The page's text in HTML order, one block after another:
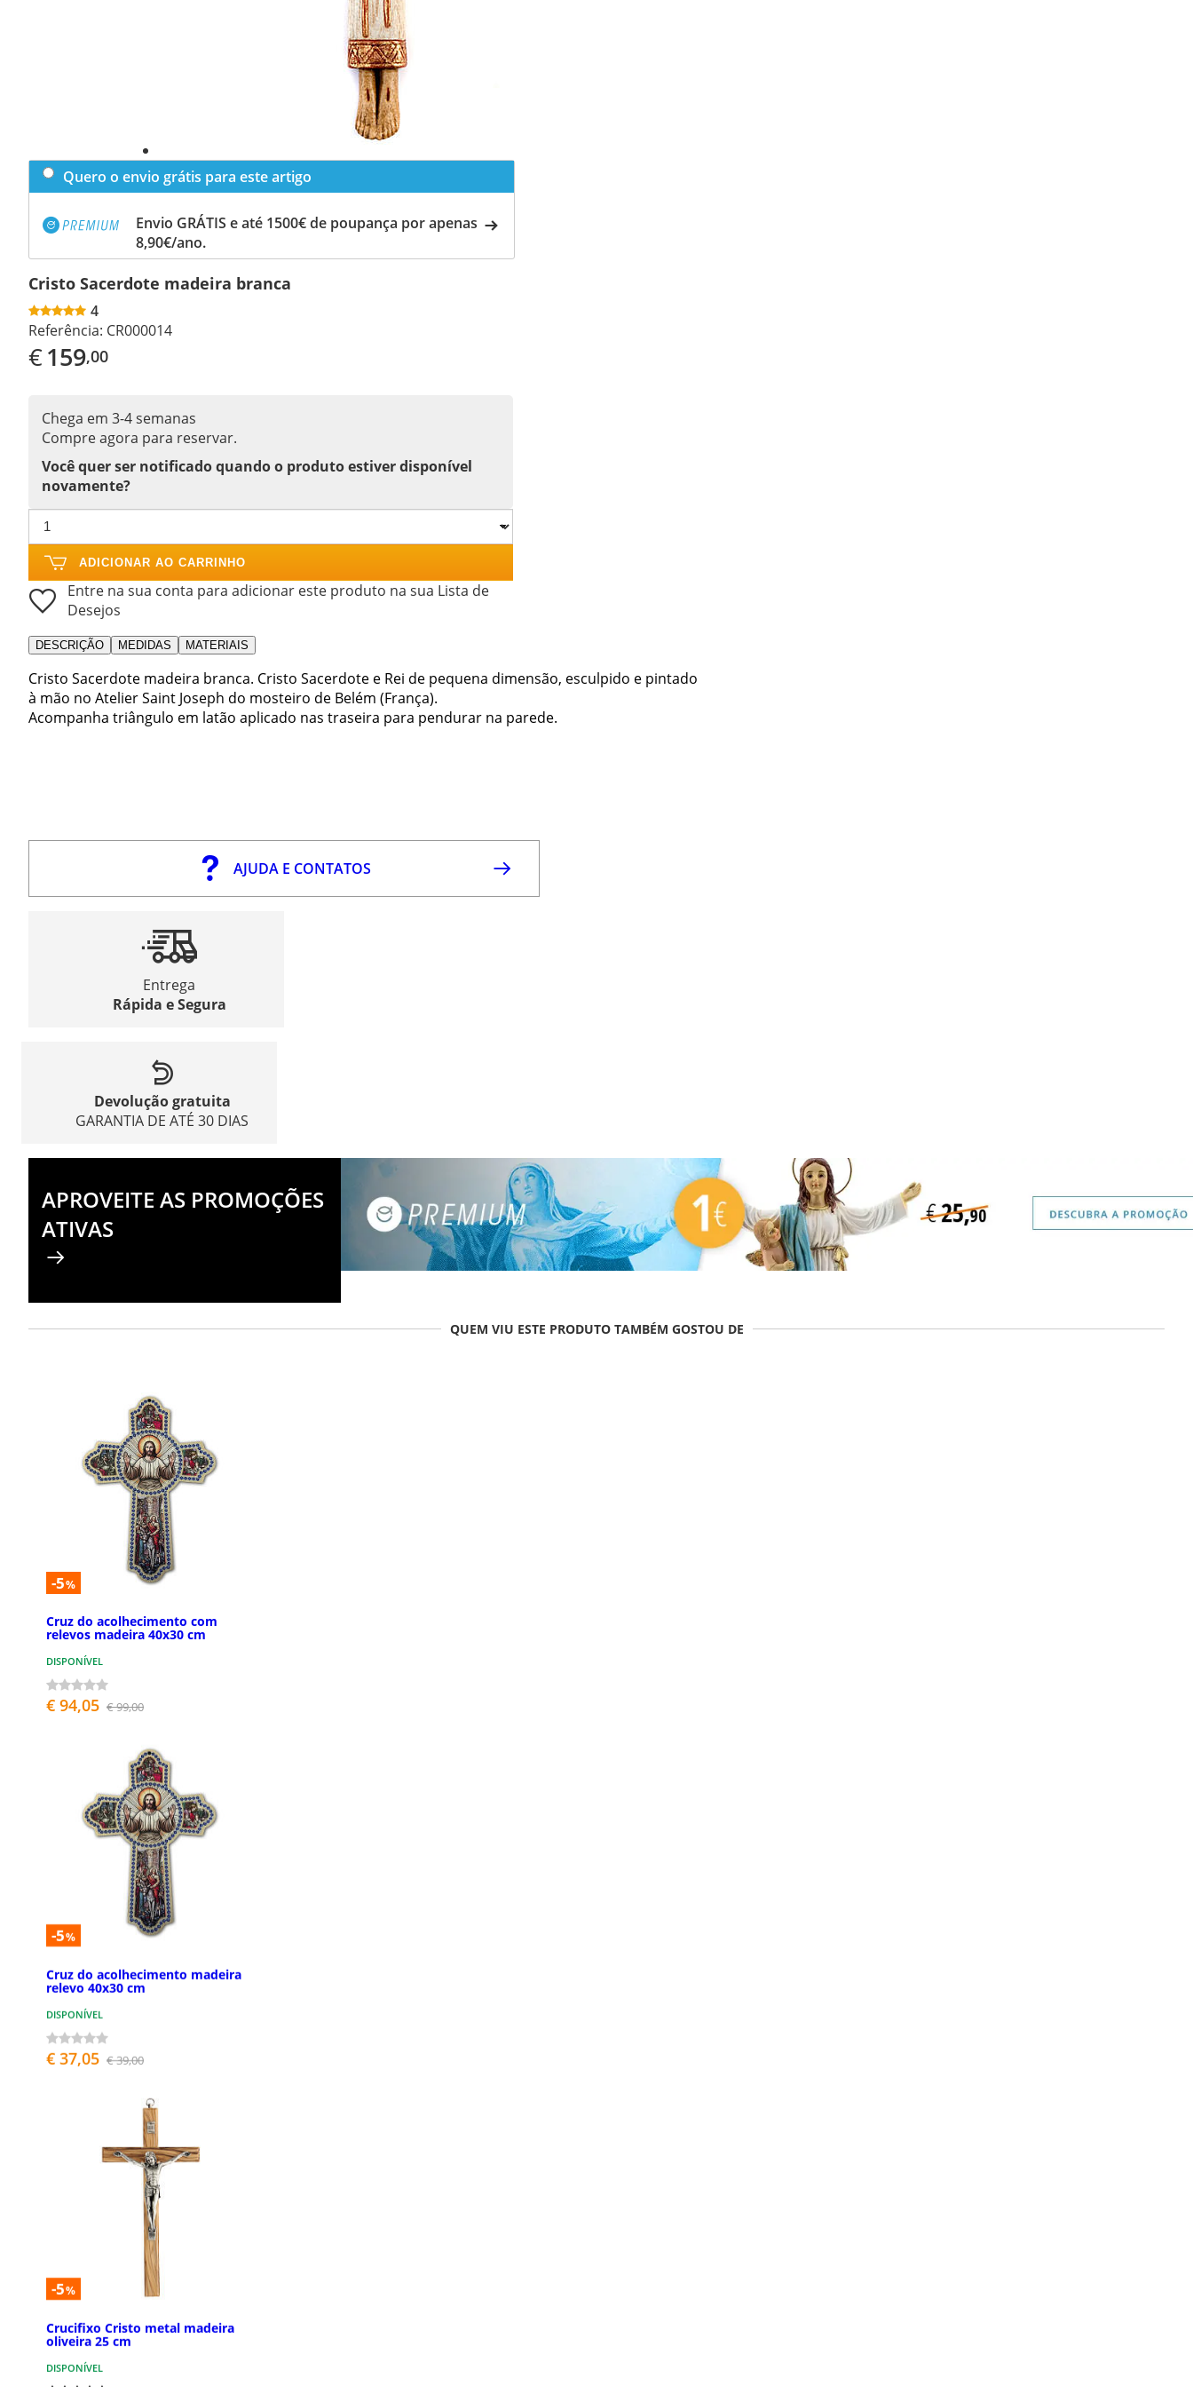
Quero o envio grátis para este artigo
Envio GRÁTIS e até 1500€ de poupança por apenas
8,90€/ano.
Cristo Sacerdote madeira branca
4
Referência: CR000014
€159,00
Chega em 3-4 semanas
Compre agora para reservar.
Você quer ser notificado quando o produto estiver disponível
novamente?
ADICIONAR AO CARRINHO
Entre na sua conta para adicionar este produto na sua Lista de
Desejos
DESCRIÇÃO MEDIDAS MATERIAIS
Cristo Sacerdote madeira branca. Cristo Sacerdote e Rei de pequena dimensão, esculpido e pintado
à mão no Atelier Saint Joseph do mosteiro de Belém (França).
Acompanha triângulo em latão aplicado nas traseira para pendurar na parede.
AJUDA E CONTATOS
Entrega
Rápida e Segura
Devolução gratuita
GARANTIA DE ATÉ 30 DIAS
APROVEITE AS PROMOÇÕES
ATIVAS
QUEM VIU ESTE PRODUTO TAMBÉM GOSTOU DE
-5%
Cruz do acolhecimento com
relevos madeira 40x30 cm
DISPONÍVEL
€ 94,05 € 99,00
-5%
Cruz do acolhecimento madeira
relevo 40x30 cm
DISPONÍVEL
€ 37,05 € 39,00
-5%
Crucifixo Cristo metal madeira
oliveira 25 cm
DISPONÍVEL